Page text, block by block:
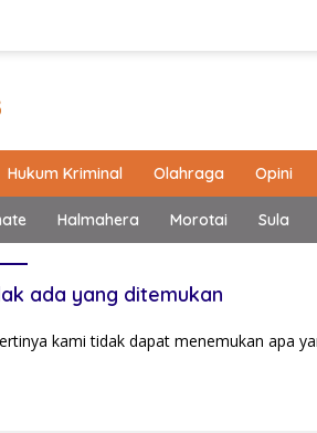
Hukum Kriminal Olahraga Opini
Halmahera Morotai Sula
ada yang ditemukan
kami tidak dapat menemukan apa